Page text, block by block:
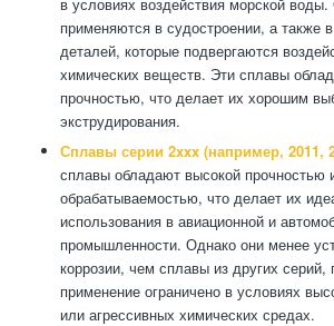
применяются в судостроении, а также
деталей, которые подвергаются
химических веществ. Эти сплавы
прочностью, что делает их хорошим
экструдирования.
Сплавы серии 2xxx (например, 2011,
сплавы обладают высокой прочностью
обрабатываемостью, что делает их
использования в авиационной и
промышленности. Однако они менее
коррозии, чем сплавы из других серий,
применение ограничено в условиях
или агрессивных химических средах.